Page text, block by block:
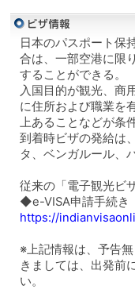
日本のパスポート保
合は、一部空港に限
することができる。
入国目的が観光、商
に住所および職業を
上あることなどが条
到着時ビザの発給は
タ、ベンガルール、
従来の「電子観光ビ
◆e-VISA申請手続き
https://
※上記情報は、予告
きましては、出発前
い。